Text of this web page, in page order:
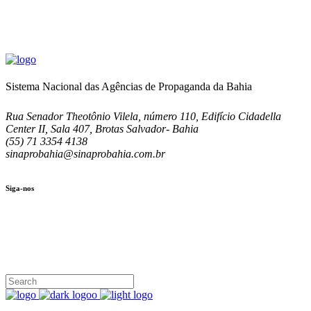
Sistema Nacional das Agências de Propaganda da Bahia
Rua Senador Theotônio Vilela, número 110, Edifício Cidadella
Center II, Sala 407, Brotas Salvador- Bahia
(55) 71 3354 4138
sinaprobahia@sinaprobahia.com.br
Siga-nos